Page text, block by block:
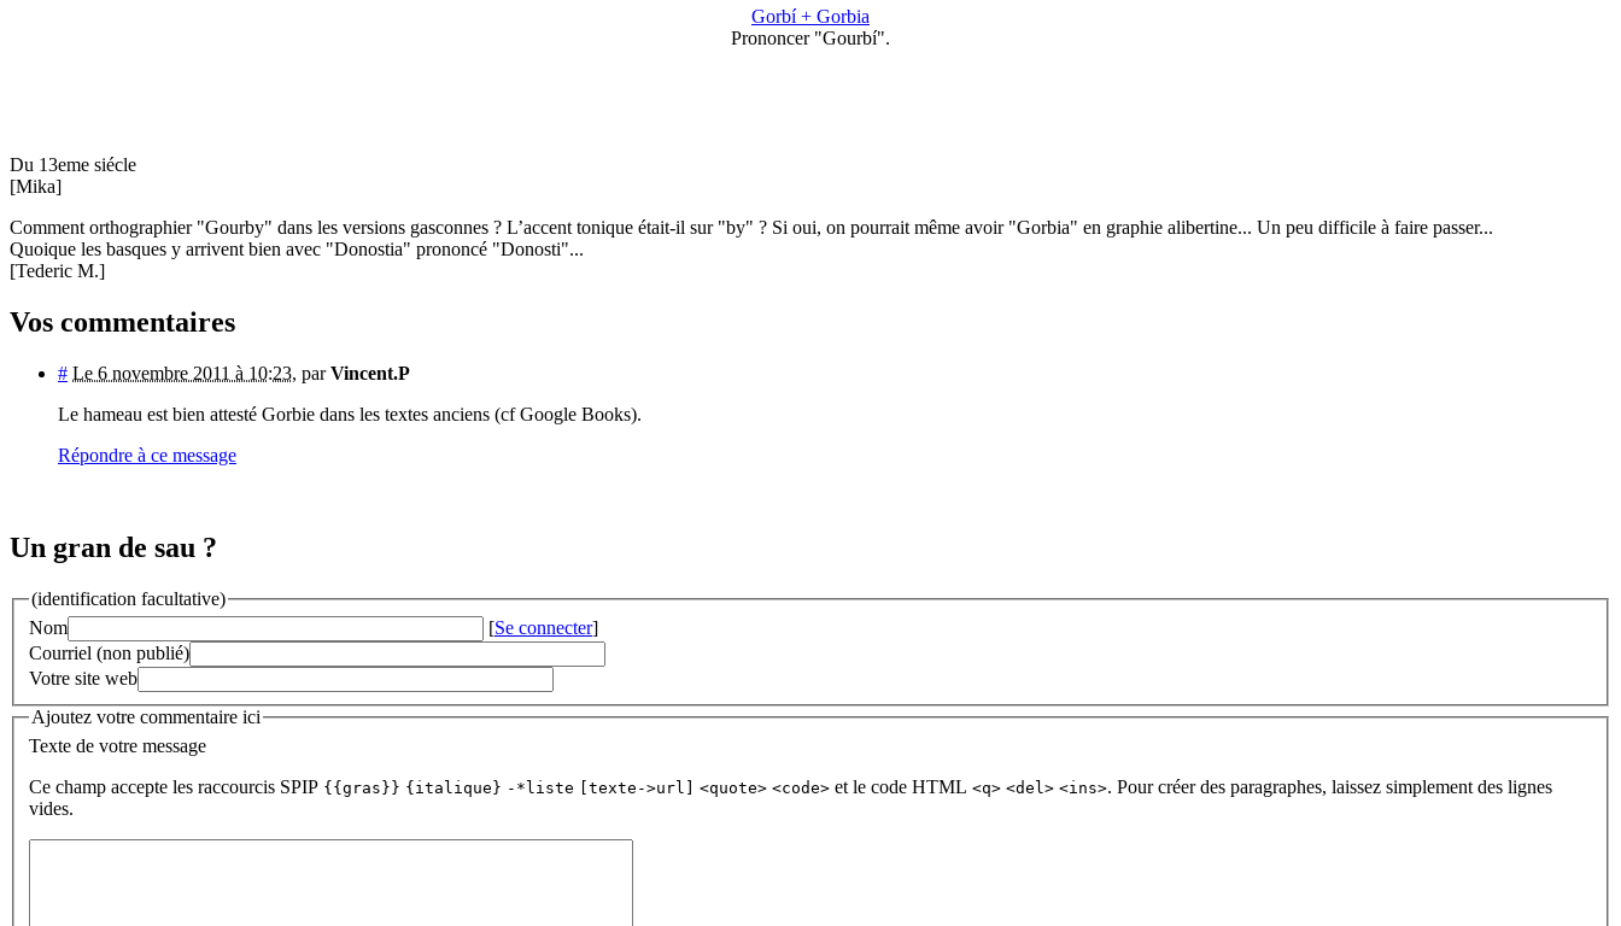
Gorbí + Gorbia
Prononcer "Gourbí".
Du 13eme siécle
[Mika]
Comment orthographier "Gourby" dans les versions gasconnes ? L’accent tonique était-il sur "by" ? Si oui, on pourrait même avoir "Gorbia" en graphie alibertine... Un peu difficile à faire passer...
Quoique les basques y arrivent bien avec "Donostia" prononcé "Donosti"...
[Tederic M.]
Vos commentaires
# Le 6 novembre 2011 à 10:23, parVincent.P
Le hameau est bien attesté Gorbie dans les textes anciens (cf Google Books).
Répondre à ce message
Un gran de sau ?
(identification facultative)
Nom
[Se connecter]
Courriel (non publié)
Votre site web
Ajoutez votre commentaire ici
Texte de votre message
Ce champ accepte les raccourcis SPIP {{gras}} {italique} -*liste [texte->url] <quote> <code> et le code HTML <q> <del> <ins>. Pour créer des paragraphes, laissez simplement des lignes
vides.